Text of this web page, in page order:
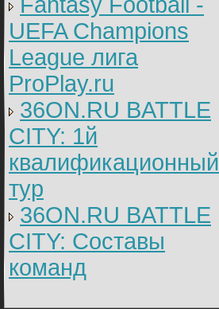
UEFA Champions
League лига
ProPlay.ru
36ON.RU BATTLE
CITY: 1й
квалификационный
тур
36ON.RU BATTLE
CITY: Составы
команд